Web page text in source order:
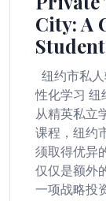
City: A
纽约市私
性化学习 纽
从精英私立
课程，纽约
须取得优异
仅仅是额外
一项战略投